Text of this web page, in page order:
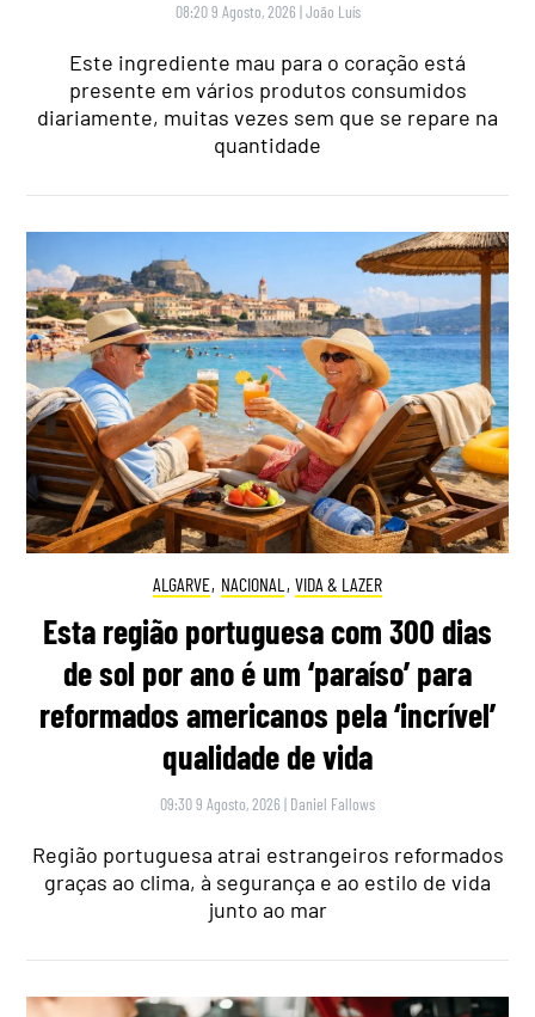
08:20 9 Agosto, 2026 |João Luís
Este ingrediente mau para o coração está
presente em vários produtos consumidos
diariamente, muitas vezes sem que se repare na
quantidade
ALGARVE, NACIONAL , VIDA & LAZER
Esta região portuguesa com 300 dias
de sol por ano é um ‘paraíso’ para
reformados americanos pela ‘incrível’
qualidade de vida
09:30 9 Agosto, 2026 | Daniel Fallows
Região portuguesa atrai estrangeiros reformados
graças ao clima, à segurança e ao estilo de vida
junto ao mar